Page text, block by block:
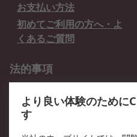
お支払い方法
初めてご利用の方へ・よ
くあるご質問
法的事項
クッキーポリシー
より良い体験のために
す